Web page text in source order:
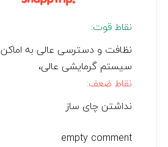
نقاط قوت:
نظافت و دسترسی عالی به
سیستم گرمایشی عالی،
نقاط ضعف:
نداشتن چای ساز
empty comment